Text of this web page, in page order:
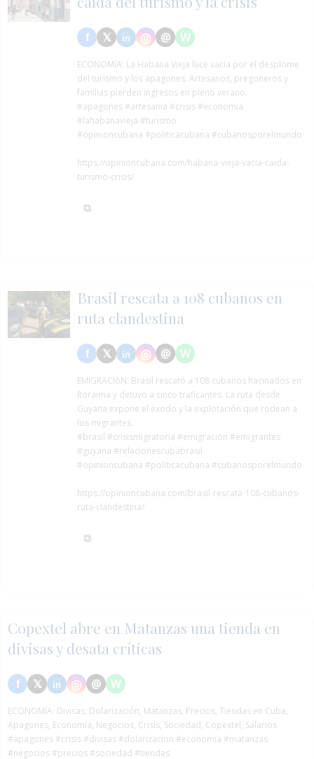
ECONOMíA: La Habana Vieja luce vacía por el desplome
del turismo y los apagones. Artesanos, pregoneros y
familias pierden ingresos en pleno verano.
#apagones #artesania #crisis #economia
#lahabanavieja #turismo
#opinioncubana #politicacubana #cubanosporelmundo
https://opinioncubana.com/habana-vieja-vacia-caida-
turismo-crisis/
Brasil rescata a 108 cubanos en
ruta clandestina
EMIGRACIóN: Brasil rescató a 108 cubanos hacinados en
Roraima y detuvo a cinco traficantes. La ruta desde
Guyana expone el éxodo y la explotación que rodean a
los migrantes.
#brasil #crisismigratoria #emigracion #emigrantes
#guyana #relacionescubabrasil
#opinioncubana #politicacubana #cubanosporelmundo
https://opinioncubana.com/brasil-rescata-108-cubanos-
ruta-clandestina/
Copextel abre en Matanzas una tienda en
divisas y desata críticas
ECONOMíA: Divisas, Dolarización, Matanzas, Precios, Tiendas en Cuba,
Apagones, Economía, Negocios, Crisis, Sociedad, Copextel, Salarios
#apagones #crisis #divisas #dolarizacion #economia #matanzas
#negocios #precios #sociedad #tiendas